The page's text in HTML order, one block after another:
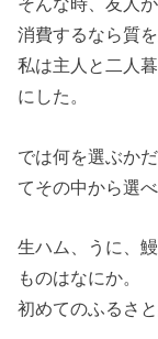
消費するなら質
私は主人と二人
にした。
では何を選ぶか
てその中から選
生ハム、うに、
ものはなにか。
初めてのふるさ